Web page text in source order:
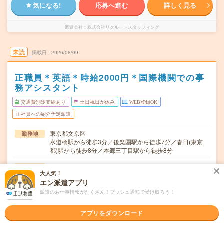
気になる! 応募へ進む 詳しく見る
派遣会社 株式会社リクルートスタッフィング
未読 掲載日 2026/08/09
正職員＊英語＊時給2000円＊国際機関での事
務アシスタント
交通費別途支給あり 土日祝日が休み WEB登録OK
正社員への紹介予定派遣
勤務地
東京都文京区
水道橋駅から徒歩3分／後楽園駅から徒歩7分／春日(東京
都)駅から徒歩8分／本郷三丁目駅から徒歩8分
時間 9：30～17：30 （休憩60分 12:30～13:30）
期間
2000～2300円 + 交通費 ※直雇用後の想定年収：５
００～６５０万円
大人気！
エン派遣アプリ
派遣のお仕事情報がたくさん！プッシュ通知で受け取ろう！
アプリをダウンロード